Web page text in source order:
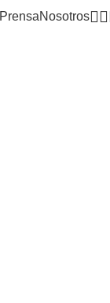
PrensaNosotros